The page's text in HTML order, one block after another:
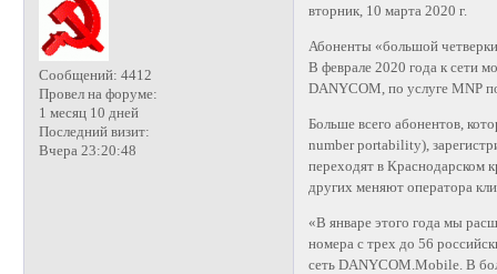
Сообщений: 4412
Провел на форуме:
1 месяц 10 дней
Последний визит:
Вчера 23:20:48
вторник, 10 марта 2020 г.
Абоненты «большой
В феврале 2020 года к сети
DANYCOM, по услуге MNP
Больше всего абонентов,
number portability),
переходят в Краснодарском
других меняют оператора
«В январе этого года мы
номера с трех до 56
сеть DANYCOM.Mobile. В